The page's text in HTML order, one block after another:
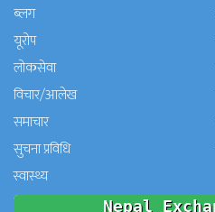
ब्लग
यूरोप
लोकसेवा
विचार/आलेख
समाचार
सुचना प्रविधि
स्वास्थ्य